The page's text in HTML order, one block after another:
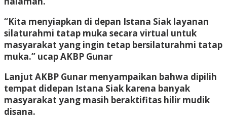
“Kita menyiapkan di depan Istana Siak layanan
silaturahmi tatap muka secara virtual untuk
masyarakat yang ingin tetap bersilaturahmi tatap
muka.” ucap AKBP Gunar
Lanjut AKBP Gunar menyampaikan bahwa dipilih
tempat didepan Istana Siak karena banyak
masyarakat yang masih beraktifitas hilir mudik
disana.